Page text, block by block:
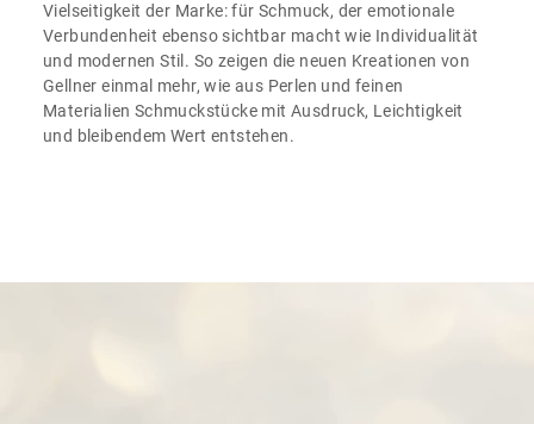
Vielseitigkeit der Marke: für Schmuck, der emotionale
Verbundenheit ebenso sichtbar macht wie Individualität
und modernen Stil. So zeigen die neuen Kreationen von
Gellner einmal mehr, wie aus Perlen und feinen
Materialien Schmuckstücke mit Ausdruck, Leichtigkeit
und bleibendem Wert entstehen.